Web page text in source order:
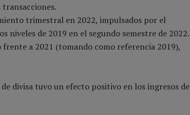
trimestral en 2022, impulsados por el
niveles de 2019 en el segundo semestre de 2022.
a 2021 (tomando como referencia 2019),
divisa tuvo un efecto positivo en los ingresos de